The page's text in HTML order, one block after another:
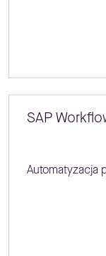
SAP
Automatyzacja